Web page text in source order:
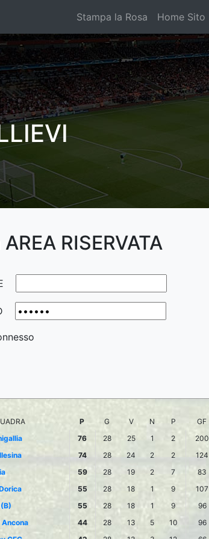
Stampa la Rosa Home Sito
RISERVATA
P G V N P GF
76 28 25 1 2 200
74 28 24 2 2 124
59 28 19 2 7 83
55 28 18 1 9 107
55 28 18 1 9 96
Ancona 44 28 13 5 10 96